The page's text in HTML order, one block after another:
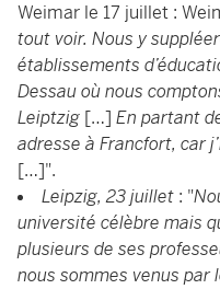
Weimar le 17 juillet :
tout voir. Nous y
établissements
Dessau où nous
Leiptzig […] En partant
adresse à Francfort, car
[…]".
Leipzig, 23 juillet : "
université célèbre mais
plusieurs de ses
nous sommes venus par